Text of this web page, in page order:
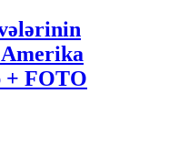
Amerika
+ FOTO